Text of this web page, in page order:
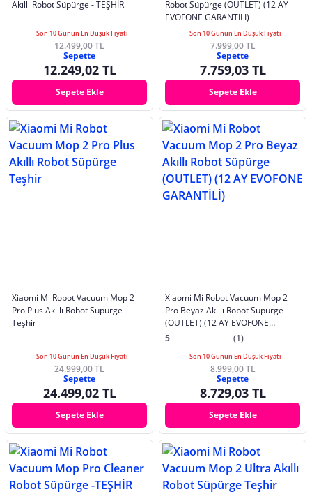
Akıllı Robot Süpürge - TEŞHİR
Son 10 Günün En Düşük Fiyatı
12.499,00 TL
Sepette
12.249,02 TL
Sepete Ekle
Robot Süpürge (OUTLET) (12 AY
EVOFONE GARANTİLİ)
Son 10 Günün En Düşük Fiyatı
7.999,00 TL
Sepette
7.759,03 TL
Sepete Ekle
Xiaomi Mi Robot Vacuum Mop 2
Pro Plus Akıllı Robot Süpürge
Teşhir
Son 10 Günün En Düşük Fiyatı
24.999,00 TL
Sepette
24.499,02 TL
Sepete Ekle
Xiaomi Mi Robot Vacuum Mop 2
Pro Beyaz Akıllı Robot Süpürge
(OUTLET) (12 AY EVOFONE
GARANTİLİ)
5 (1)
Son 10 Günün En Düşük Fiyatı
8.999,00 TL
Sepette
8.729,03 TL
Sepete Ekle